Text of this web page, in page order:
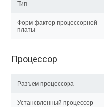
Тип
Форм-фактор процессорной
платы
Процессор
Разъем процессора
Установленный процессор